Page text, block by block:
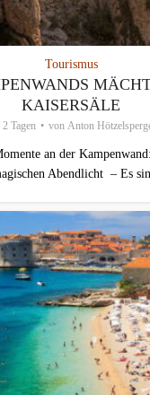
Tourismus
KAISERSÄLE
Tagen von Anton
an der
Abendlicht – Es